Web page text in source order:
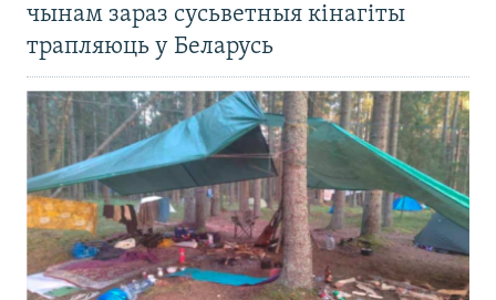
чынам зараз сусьветныя кінагіты
трапляюць у Беларусь